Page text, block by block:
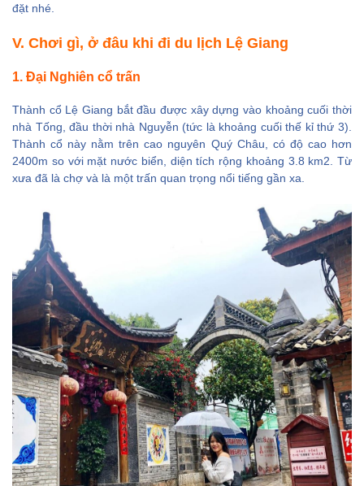
đặt nhé.
V. Chơi gì, ở đâu khi đi du lịch Lệ Giang
1. Đại Nghiên cổ trấn
Thành cổ Lệ Giang bắt đầu được xây dựng vào khoảng cuối thời
nhà Tống, đầu thời nhà Nguyễn (tức là khoảng cuối thế kỉ thứ 3).
Thành cổ này nằm trên cao nguyên Quý Châu, có độ cao hơn
2400m so với mặt nước biển, diện tích rộng khoảng 3.8 km2. Từ
xưa đã là chợ và là một trấn quan trọng nổi tiếng gần xa.